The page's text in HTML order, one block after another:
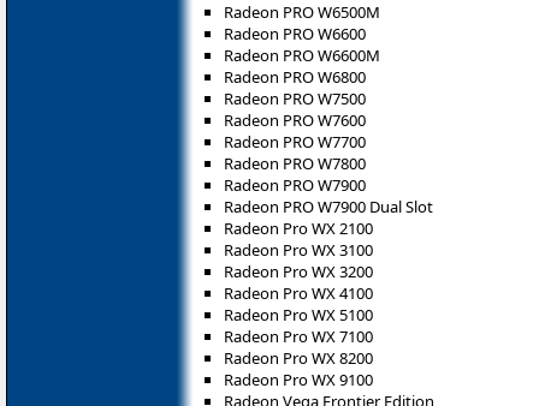
Radeon PRO W6500M
Radeon PRO W6600
Radeon PRO W6600M
Radeon PRO W6800
Radeon PRO W7500
Radeon PRO W7600
Radeon PRO W7700
Radeon PRO W7800
Radeon PRO W7900
Radeon PRO W7900 Dual Slot
Radeon Pro WX 2100
Radeon Pro WX 3100
Radeon Pro WX 3200
Radeon Pro WX 4100
Radeon Pro WX 5100
Radeon Pro WX 7100
Radeon Pro WX 8200
Radeon Pro WX 9100
Radeon Vega Frontier Edition